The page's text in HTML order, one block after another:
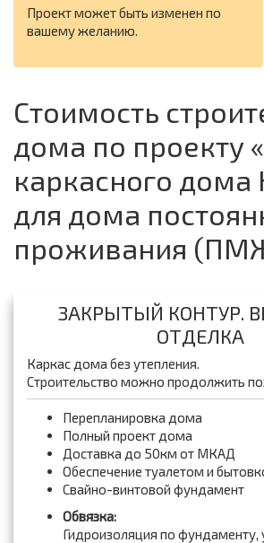
Проект может быть изменен по
вашему желанию.
Стоимость
дома по проекту
каркасного дома
для дома
проживания
ЗАКРЫТЫЙ КОНТУР.
ОТДЕЛКА
Каркас дома без утепления.
Строительство можно продолжить
Перепланировка дома
Полный проект дома
Доставка до 50км от МКАД
Обеспечение туалетом и
Свайно-винтовой фундамент
Обвязка:
Гидроизоляция по фундаменту,